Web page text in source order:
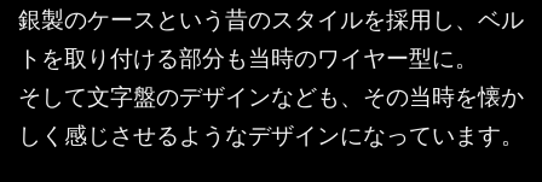
銀製のケースという昔のスタイルを採用し、ベル
トを取り付ける部分も当時のワイヤー型に。
そして文字盤のデザインなども、その当時を懐か
しく感じさせるようなデザインになっています。